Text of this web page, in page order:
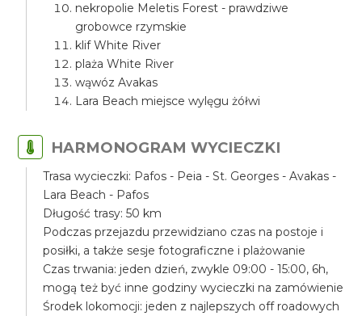
nekropolie Meletis Forest - prawdziwe
grobowce rzymskie
klif White River
plaża White River
wąwóz Avakas
Lara Beach miejsce wylęgu żółwi
HARMONOGRAM WYCIECZKI
Trasa wycieczki: Pafos - Peia - St. Georges - Avakas -
Lara Beach - Pafos
Długość trasy: 50 km
Podczas przejazdu przewidziano czas na postoje i
posiłki, a także sesje fotograficzne i plażowanie
Czas trwania: jeden dzień, zwykle 09:00 - 15:00, 6h,
mogą też być inne godziny wycieczki na zamówienie
Środek lokomocji: jeden z najlepszych off roadowych